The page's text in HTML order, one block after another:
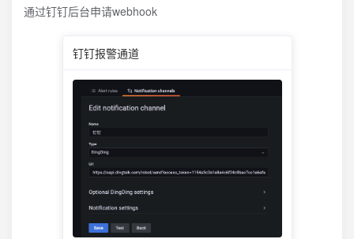
通过钉钉后台申请webhook
钉钉报警通道